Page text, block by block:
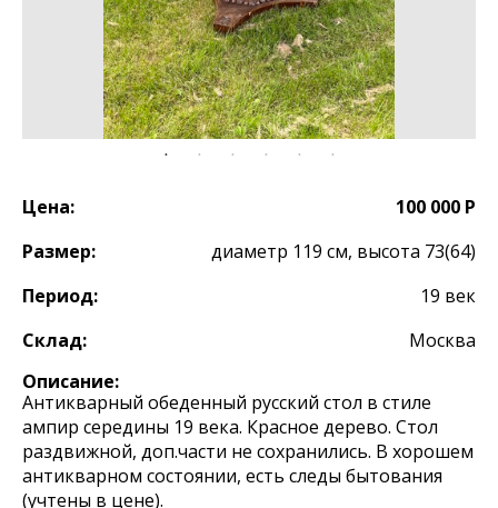
Цена:
100 000 Р
Размер:
диаметр 119 см, высота 73(64)
Период:
19 век
Склад:
Москва
Описание:
Антикварный обеденный русский стол в стиле
ампир середины 19 века. Красное дерево. Стол
раздвижной, доп.части не сохранились. В хорошем
антикварном состоянии, есть следы бытования
(учтены в цене).